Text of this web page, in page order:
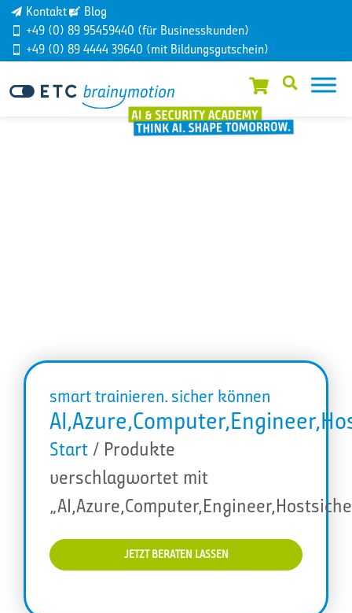
Kontakt
Blog
+49 (0) 89 95459440 (für Businesskunden)
+49 (0) 89 4444 39640 (mit Bildungsgutschein)
smart trainieren. sicher können
Start / Produkte
verschlagwortet mit
JETZT BERATEN LASSEN